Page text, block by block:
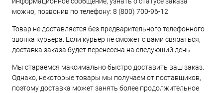
можно, позвонив по телефону: 8 (800) 700-96-12.
Товар не доставляется без предварительного телефонного
звонка курьера. Если курьер не сможет с вами связаться,
доставка заказа будет перенесена на следующий день.
Мы стараемся максимально быстро доставить ваш заказ.
Однако, некоторые товары мы получаем от поставщиков,
поэтому доставка может занять более продолжительное